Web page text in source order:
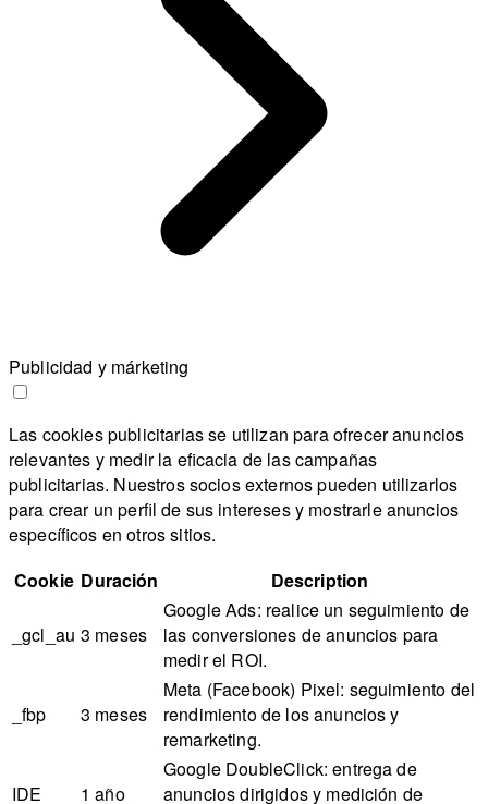
Publicidad y márketing
Las cookies publicitarias se utilizan para ofrecer anuncios
relevantes y medir la eficacia de las campañas
publicitarias. Nuestros socios externos pueden utilizarlos
para crear un perfil de sus intereses y mostrarle anuncios
específicos en otros sitios.
Cookie Duración Description
_gcl_au 3 meses
Google Ads: realice un seguimiento de
las conversiones de anuncios para
medir el ROI.
_fbp 3 meses
Meta (Facebook) Pixel: seguimiento del
rendimiento de los anuncios y
remarketing.
IDE 1 año
Google DoubleClick: entrega de
anuncios dirigidos y medición de